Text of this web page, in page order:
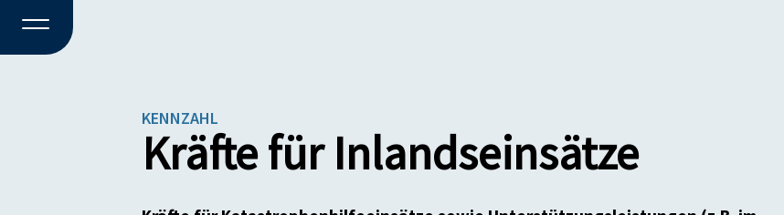
KENNZAHL
Kräfte für Inlandseinsätze